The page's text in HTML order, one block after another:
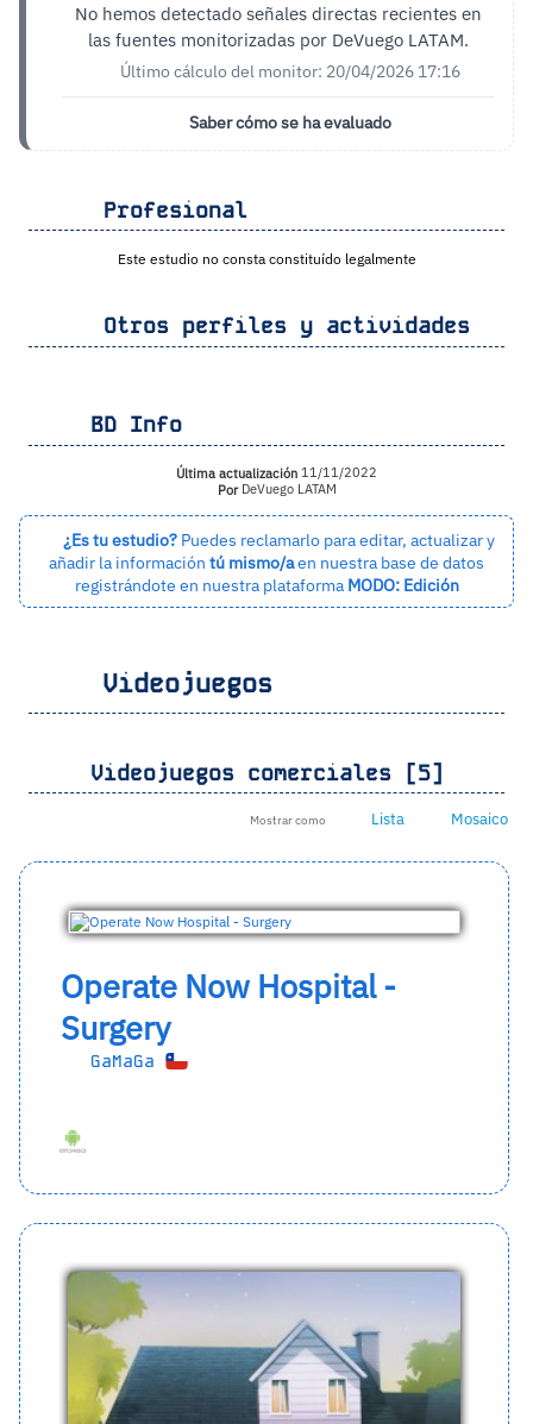
No hemos detectado señales directas recientes en
las fuentes monitorizadas por DeVuego LATAM.
Último cálculo del monitor: 20/04/2026 17:16
Saber cómo se ha evaluado
Profesional
Este estudio no consta constituído legalmente
Otros perfiles y actividades
BD Info
Última actualización 11/11/2022
PorDeVuego LATAM
¿Es tu estudio? Puedes reclamarlo para editar, actualizar y
añadir la información tú mismo/aen nuestra base de datos
registrándote en nuestra plataforma MODO: Edición
Videojuegos
Videojuegos comerciales [5]
Mostrar como Lista Mosaico
Operate Now Hospital -
Surgery
GaMaGa